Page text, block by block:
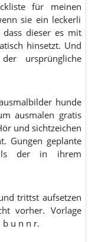
für meinen
sie ein leckerli
dieser es mit
hinsetzt. Und
ursprüngliche
hunde
ausmalen gratis
und sichtzeichen
Gungen geplante
der in ihrem
trittst aufsetzen
vorher. Vorlage
u n n r.